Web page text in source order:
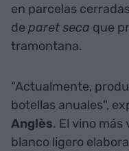
en parcelas
de paretseca que
tramontana.
“Actualmente,
botellas anuales",
Anglès. El vino más
blanco ligero